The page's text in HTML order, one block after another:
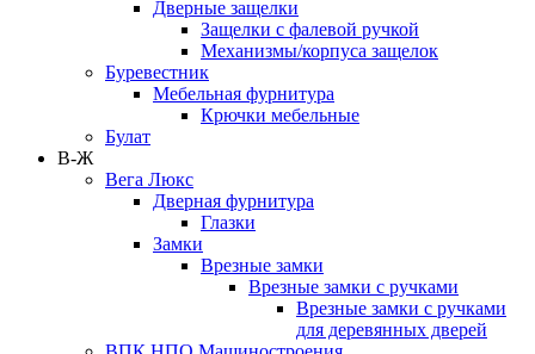
Дверные защелки
Защелки с фалевой ручкой
Механизмы/корпуса защелок
Буревестник
Мебельная фурнитура
Крючки мебельные
Булат
В-Ж
Вега Люкс
Дверная фурнитура
Глазки
Замки
Врезные замки
Врезные замки с ручками
Врезные замки с ручками
для деревянных дверей